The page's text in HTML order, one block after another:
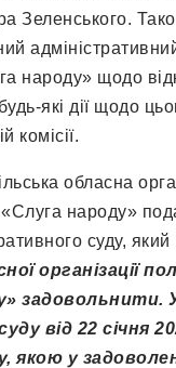
Зеленського.
народу» щодо
які дії щодо
комісії.
обласна
народу»
суду,
організації
задовольнити.
від 22 січня
якою у